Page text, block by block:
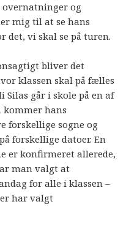
og
mig til at se hans
det, vi skal se på turen.
bliver det
klassen skal på fælles
Silas går i skole på en af
kommer hans
forskellige sogne og
forskellige datoer. En
er konfirmeret allerede,
man valgt at
for alle i klassen –
har valgt